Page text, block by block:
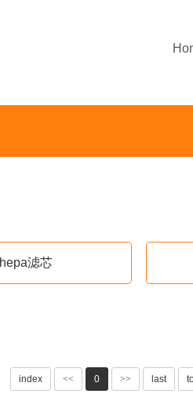
hepa滤芯
index << 0 >> last